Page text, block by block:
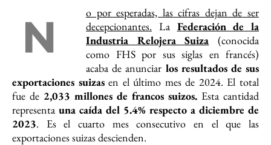
N
o por esperadas, las cifras dejan de ser
decepcionantes. La Federación de la
Industria Relojera Suiza (conocida
como FHS por sus siglas en francés)
acaba de anunciar los resultados de sus
exportaciones suizasen el último mes de 2024. El total
fue de 2,033 millones de francos suizos. Esta cantidad
representa una caída del 5.4% respecto a diciembre de
2023. Es el cuarto mes consecutivo en el que las
exportaciones suizas descienden.